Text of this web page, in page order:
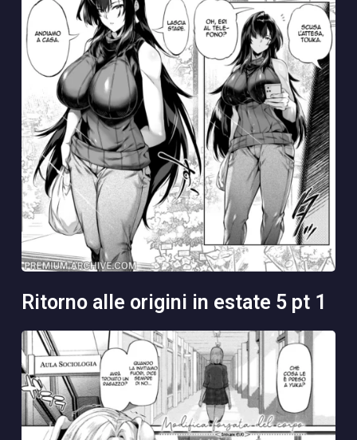
ritorno alle origini in estate 5 pt 1